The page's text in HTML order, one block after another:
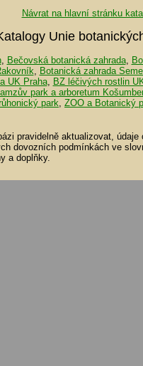
Návrat na hlavní stránku
Unie
, Bečovská botanická zahrada,
Botanická zahrada
UK Praha, BZ léčivých rostlin
park a arboretum
park ZOO a Botanický
pravidelně aktualizovat, údaje
dovozních podmínkách ve
a doplňky.